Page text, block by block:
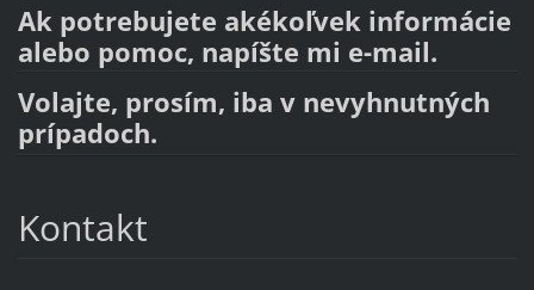
Ak potrebujete akékoľvek informácie
alebo pomoc, napíšte mi e-mail.
Volajte, prosím, iba v nevyhnutných
prípadoch.
Kontakt